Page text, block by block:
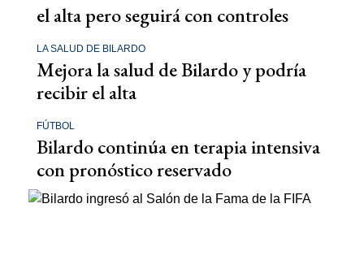
el alta pero seguirá con controles
LA SALUD DE BILARDO
Mejora la salud de Bilardo y podría
recibir el alta
FÚTBOL
Bilardo continúa en terapia intensiva
con pronóstico reservado